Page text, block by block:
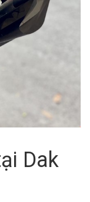
Dak